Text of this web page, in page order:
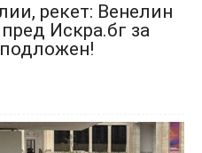
рекет: Венелин
Искра.бг за